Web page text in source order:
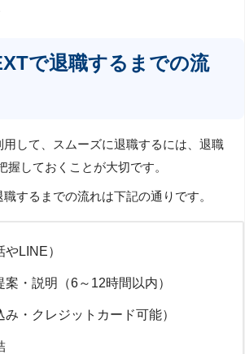
で退職するまでの流
して、スムーズに退職するには、退職
握しておくことが大切です。
するまでの流れは下記の通りです。
LINE）
・説明（6～12時間以内）
・クレジットカード可能）